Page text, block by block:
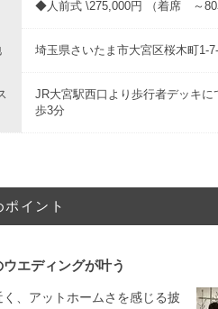
◆人前式 \275,000円 （着席 ～80
埼玉県さいたま市大宮区桜木町1-
JR大宮駅西口より歩行者デッキ
歩3分
イント
エディングが叶う
、アットホームさを感じる披